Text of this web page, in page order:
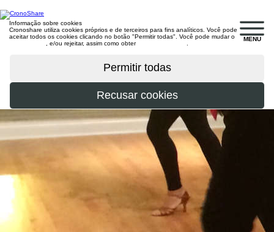
MENU
Informação sobre cookies
Cronoshare utiliza cookies próprios e de terceiros para fins analíticos. Você pode
aceitar todos os cookies clicando no botão "Permitir todas". Você pode mudar o
, e/ou rejeitar, assim como obter